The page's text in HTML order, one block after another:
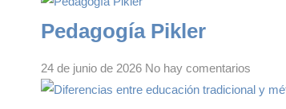
Pedagogía Pikler
24 de junio de 2026 No hay comentarios